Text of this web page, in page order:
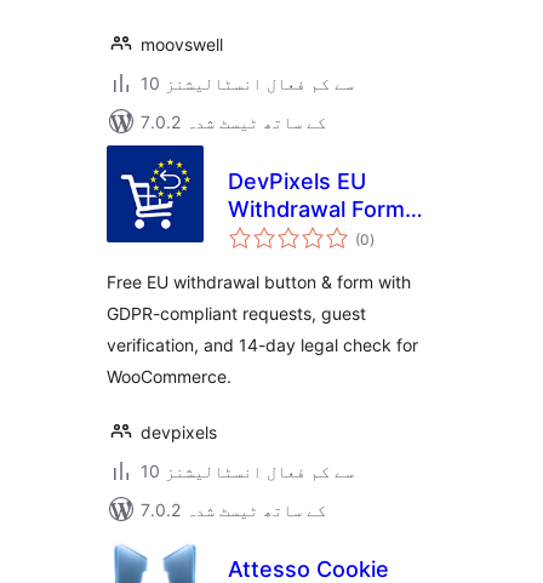
moovswell
10 سے کم فعال انسٹالیشنز
7.0.2 کے ساتھ ٹیسٹ شدہ
DevPixels EU
Withdrawal Form
for WooCommerce
(0مجموعی
درجہ
)
Free EU withdrawal button & form with
GDPR-compliant requests, guest
verification, and 14-day legal check for
WooCommerce.
devpixels
10 سے کم فعال انسٹالیشنز
7.0.2 کے ساتھ ٹیسٹ شدہ
Attesso Cookie